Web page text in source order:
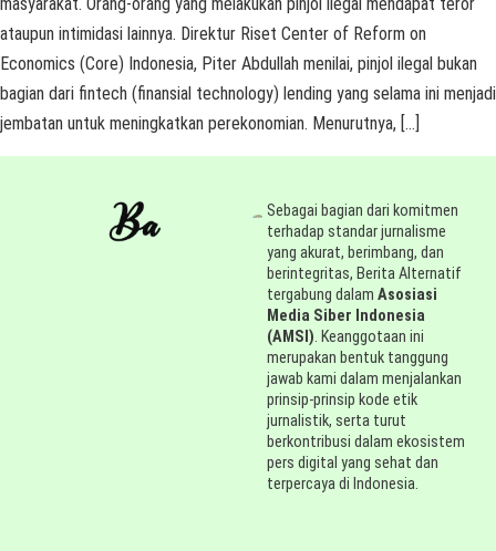
ataupun intimidasi lainnya. Direktur Riset Center of Reform on
Economics (Core) Indonesia, Piter Abdullah menilai, pinjol ilegal bukan
bagian dari fintech (finansial technology) lending yang selama ini menjadi
jembatan untuk meningkatkan perekonomian. Menurutnya, […]
Sebagai bagian dari komitmen
terhadap standar jurnalisme
yang akurat, berimbang, dan
berintegritas, Berita Alternatif
tergabung dalamAsosiasi
Media Siber Indonesia
(AMSI). Keanggotaan ini
merupakan bentuk tanggung
jawab kami dalam menjalankan
prinsip-prinsip kode etik
jurnalistik, serta turut
berkontribusi dalam ekosistem
pers digital yang sehat dan
terpercaya di Indonesia.